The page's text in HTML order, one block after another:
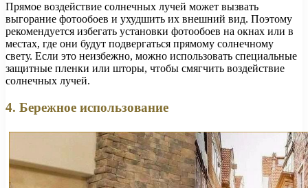
Прямое воздействие солнечных лучей может вызвать
выгорание фотообоев и ухудшить их внешний вид. Поэтому
рекомендуется избегать установки фотообоев на окнах или в
местах, где они будут подвергаться прямому солнечному
свету. Если это неизбежно, можно использовать специальные
защитные пленки или шторы, чтобы смягчить воздействие
солнечных лучей.
4. Бережное использование